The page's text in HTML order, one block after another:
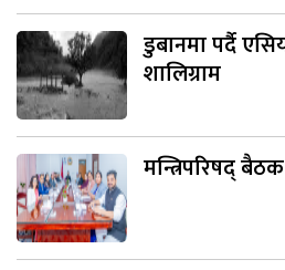
डुबानमा पर्दै
शालिग्राम
मन्त्रिपरिषद्